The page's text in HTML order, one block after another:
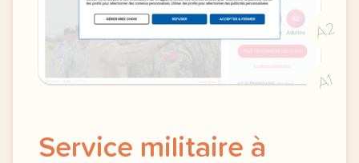
A2
A1
Service militaire à